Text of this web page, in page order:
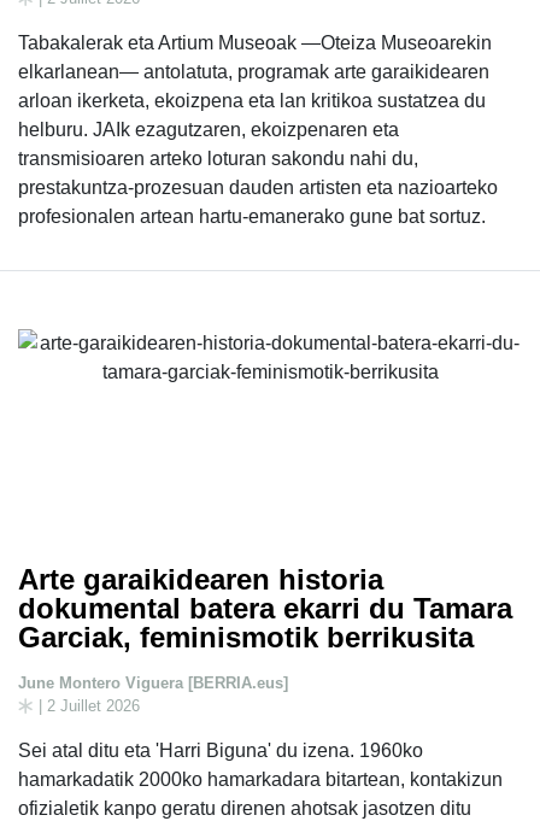
Tabakalerak eta Artium Museoak —Oteiza Museoarekin
elkarlanean— antolatuta, programak arte garaikidearen
arloan ikerketa, ekoizpena eta lan kritikoa sustatzea du
helburu. JAIk ezagutzaren, ekoizpenaren eta
transmisioaren arteko loturan sakondu nahi du,
prestakuntza-prozesuan dauden artisten eta nazioarteko
profesionalen artean hartu-emanerako gune bat sortuz.
Arte garaikidearen historia
dokumental batera ekarri du Tamara
Garciak, feminismotik berrikusita
June Montero Viguera [BERRIA.eus]
| 2 Juillet 2026
Sei atal ditu eta 'Harri Biguna' du izena. 1960ko
hamarkadatik 2000ko hamarkadara bitartean, kontakizun
ofizialetik kanpo geratu direnen ahotsak jasotzen ditu